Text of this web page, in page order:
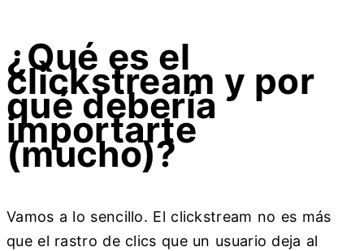
¿Qué es el
clickstream y por
qué debería
importarte
(mucho)?
Vamos a lo sencillo. El clickstream no es más
que el rastro de clics que un usuario deja al